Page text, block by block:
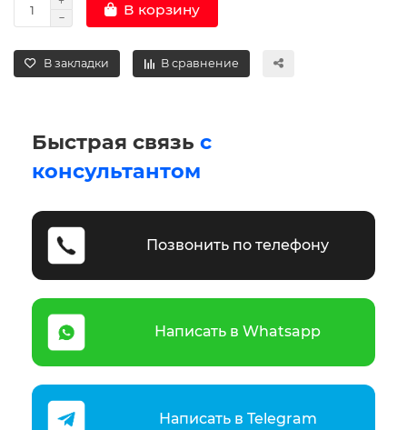
В корзину
В закладки В сравнение
Быстрая связь с
консультантом
Позвонить по телефону
Написать в Whatsapp
Написать в Telegram